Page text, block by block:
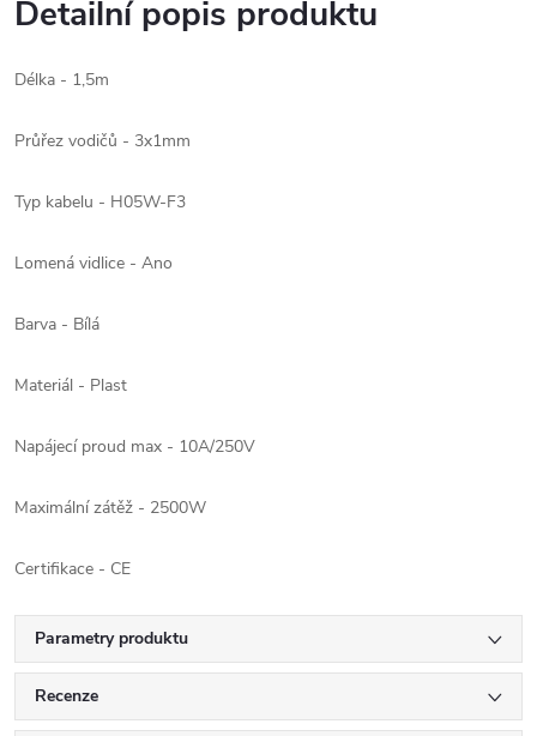
Detailní popis produktu
Délka - 1,5m
Průřez vodičů - 3x1mm
Typ kabelu - H05W-F3
Lomená vidlice - Ano
Barva - Bílá
Materiál - Plast
Napájecí proud max - 10A/250V
Maximální zátěž - 2500W
Certifikace - CE
Parametry produktu
Recenze